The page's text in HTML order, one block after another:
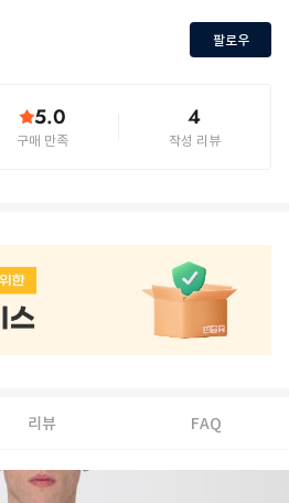
팔로우
5.0
구매 만족
4
작성 리뷰
리뷰 FAQ